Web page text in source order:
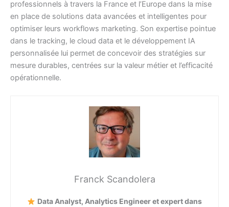
professionnels à travers la France et l’Europe dans la mise
en place de solutions data avancées et intelligentes pour
optimiser leurs workflows marketing. Son expertise pointue
dans le tracking, le cloud data et le développement IA
personnalisée lui permet de concevoir des stratégies sur
mesure durables, centrées sur la valeur métier et l’efficacité
opérationnelle.
Franck Scandolera
Data Analyst, Analytics Engineer et expert dans